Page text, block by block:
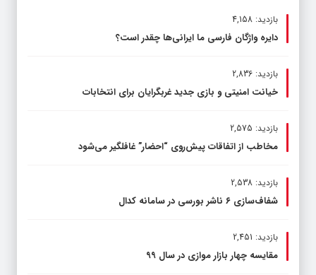
بازدید: 4,158
دایره واژگان فارسی ما ایرانی‌ها چقدر است؟
بازدید: 2,836
خیانت امنیتی و بازی جدید غربگرایان برای انتخابات
بازدید: 2,575
مخاطب از اتفاقات پیش‌روی “احضار” غافلگیر می‌شود
بازدید: 2,538
شفاف‌سازی ۶ ناشر بورسی در سامانه کدال
بازدید: 2,451
مقایسه چهار بازار موازی در سال ۹۹